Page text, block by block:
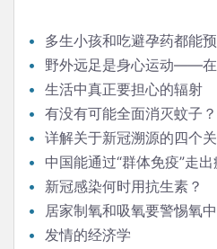
多生小孩和吃避孕药都能
野外远足是身心运动——在
发言生活中真正要担心的辐射
有没有可能全面消灭蚊子？
详解关于新冠溯源的四个
中国能通过“群体免疫”走
新冠感染何时用抗生素？
居家制氧和吸氧要警惕氧
发情的经济学